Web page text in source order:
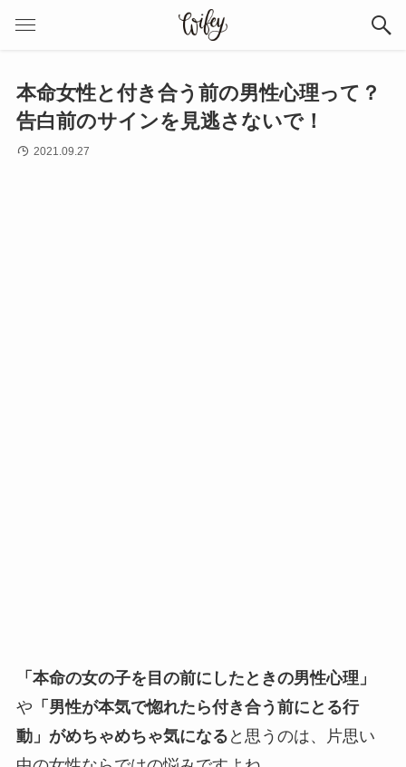
本命女性と付き合う前の男性心理って？
告白前のサインを見逃さないで！
2021.09.27
「本命の女の子を目の前にしたときの男性心理」
や 「男性が本気で惚れたら付き合う前にとる行
動」がめちゃめちゃ気になる と思うのは、片思い